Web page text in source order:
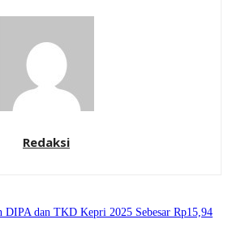
Redaksi
DIPA dan TKD Kepri 2025 Sebesar Rp15,94